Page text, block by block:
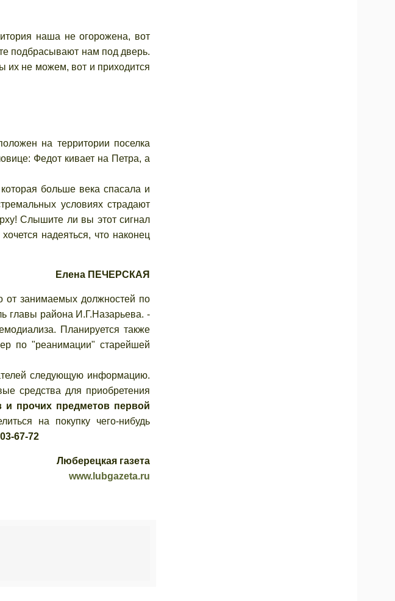
наша не огорожена, вот
подбрасывают нам под дверь.
их не можем, вот и приходится
на территории поселка
Федот кивает на Петра, а
больше века спасала и
условиях страдают
Слышите ли вы этот сигнал
надеяться, что наконец
Елена ПЕЧЕРСКАЯ
занимаемых должностей по
главы района И.Г.Назарьева. -
Планируется также
по "реанимации" старейшей
следующую информацию.
средства для приобретения
и прочих предметов первой
на покупку чего-нибудь
67-72
Люберецкая газета
www.lubgazeta.ru